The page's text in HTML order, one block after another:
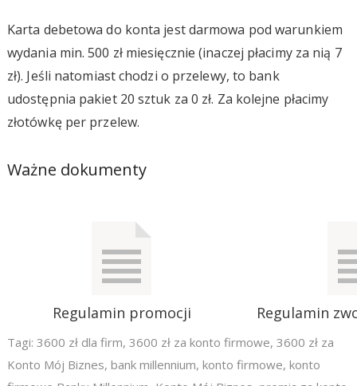
Karta debetowa do konta jest darmowa pod warunkiem
wydania min. 500 zł miesięcznie (inaczej płacimy za nią 7
zł). Jeśli natomiast chodzi o przelewy, to bank
udostępnia pakiet 20 sztuk za 0 zł. Za kolejne płacimy
złotówkę per przelew.
Ważne dokumenty
Regulamin promocji Regulamin
Tagi: 3600 zł dla firm, 3600 zł za konto firmowe, 3600 zł za
Konto Mój Biznes, bank millennium, konto firmowe, konto